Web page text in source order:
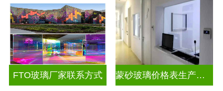
FTO玻璃厂家联系方式 蒙砂玻璃价格表生产电话